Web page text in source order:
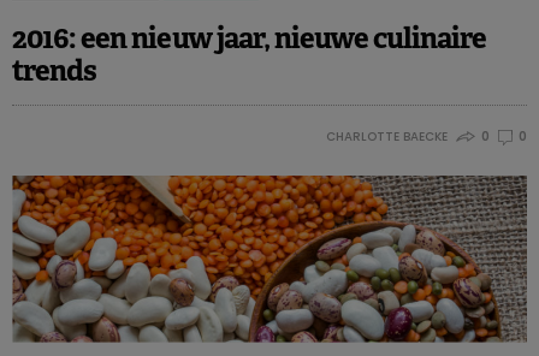
2016: een nieuw jaar, nieuwe culinaire
trends
CHARLOTTE BAECKE 0 0